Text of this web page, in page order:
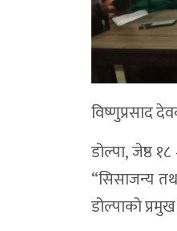
विष्णुप्रसाद
डोल्पा, जेष्ठ
“सिसाजन्य
डोल्पाको